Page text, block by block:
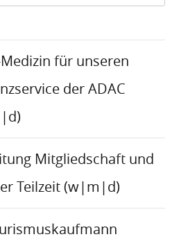
für unseren
der ADAC
Mitgliedschaft und
Teilzeit (w|m|d)